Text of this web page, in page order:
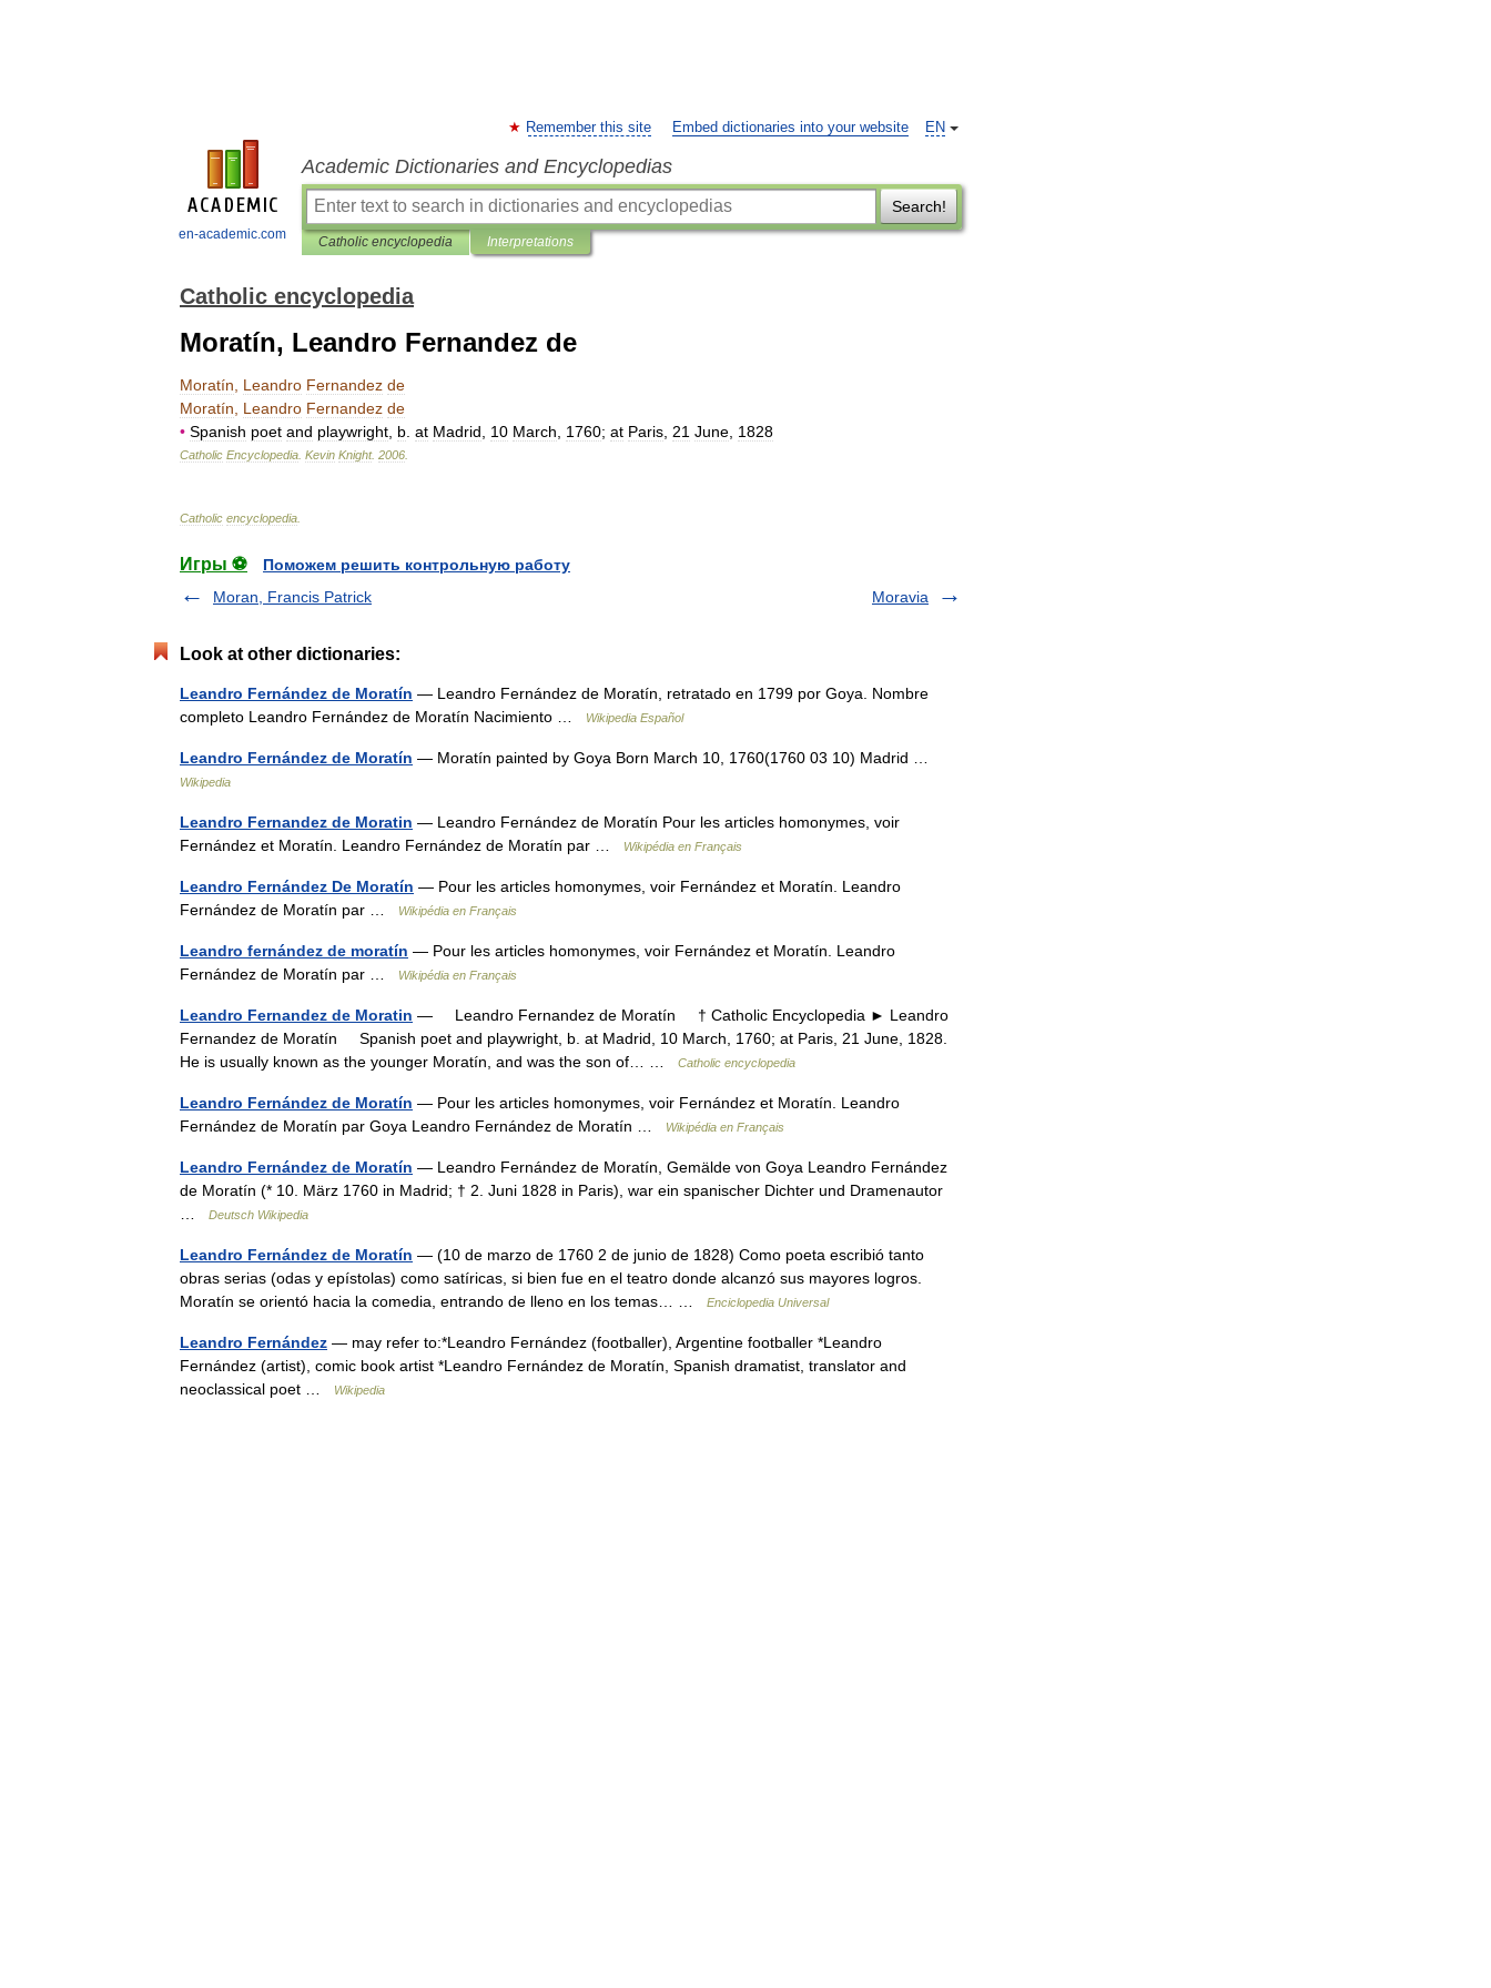
en-academic.com
EN
Remember this site Embed dictionaries into your website
Academic Dictionaries and Encyclopedias
Search!
Catholic encyclopedia Interpretations
Catholic encyclopedia
Moratín, Leandro Fernandez de
Moratín Leandro Fernandez de
Moratín
Leandro Fernandez de
• Spanish poet and playwright b at Madrid 10 March 1760; at Paris 21 June 1828
Catholic Encyclopedia Kevin Knight. 2006
Catholic encyclopedia
Игры ⚽
Поможем решить контрольную работу
Moran, Francis Patrick
Moravia
Look at other dictionaries:
Leandro Fernández de Moratín — Leandro Fernández de Moratín, retratado en 1799 por Goya. Nombre
completo Leandro Fernández de Moratín Nacimiento …
Wikipedia Español
Leandro Fernández de Moratín — Moratín painted by Goya Born March 10, 1760(1760 03 10) Madrid …
Wikipedia
Leandro Fernandez de Moratin — Leandro Fernández de Moratín Pour les articles homonymes, voir
Fernández et Moratín. Leandro Fernández de Moratín par …
Wikipédia en Français
Leandro Fernández De Moratín — Pour les articles homonymes, voir Fernández et Moratín. Leandro
Fernández de Moratín par …
Wikipédia en Français
Leandro fernández de moratín — Pour les articles homonymes, voir Fernández et Moratín. Leandro
Fernández de Moratín par …
Wikipédia en Français
Leandro Fernandez de Moratin — Leandro Fernandez de Moratín † Catholic Encyclopedia ► Leandro
Fernandez de Moratín Spanish poet and playwright, b. at Madrid, 10 March, 1760; at Paris, 21 June, 1828.
He is usually known as the younger Moratín, and was the son of… …
Catholic encyclopedia
Leandro Fernández de Moratín — Pour les articles homonymes, voir Fernández et Moratín. Leandro
Fernández de Moratín par Goya Leandro Fernández de Moratín …
Wikipédia en Français
Leandro Fernández de Moratín — Leandro Fernández de Moratín, Gemälde von Goya Leandro Fernández
de Moratín (* 10. März 1760 in Madrid; † 2. Juni 1828 in Paris), war ein spanischer Dichter und Dramenautor
Deutsch Wikipedia
Leandro Fernández de Moratín — (10 de marzo de 1760 2 de junio de 1828) Como poeta escribió tanto
obras serias (odas y epístolas) como satíricas, si bien fue en el teatro donde alcanzó sus mayores logros.
Moratín se orientó hacia la comedia, entrando de lleno en los temas… …
Enciclopedia Universal
Leandro Fernández — may refer to:*Leandro Fernández (footballer), Argentine footballer *Leandro
Fernández (artist), comic book artist *Leandro Fernández de Moratín, Spanish dramatist, translator and
neoclassical poet …
Wikipedia